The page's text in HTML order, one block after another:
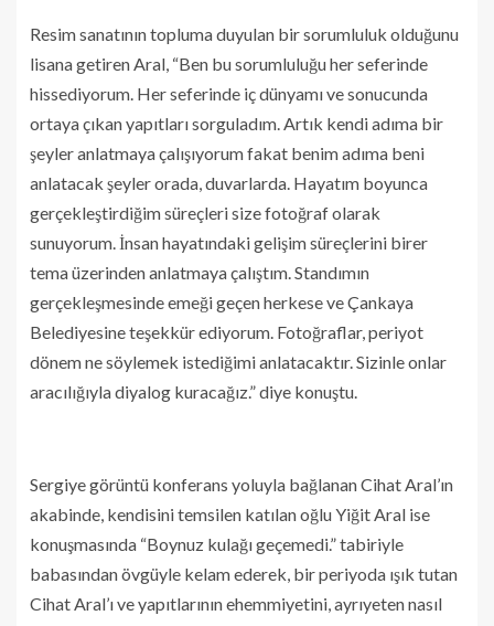
Resim sanatının topluma duyulan bir sorumluluk olduğunu
lisana getiren Aral, “Ben bu sorumluluğu her seferinde
hissediyorum. Her seferinde iç dünyamı ve sonucunda
ortaya çıkan yapıtları sorguladım. Artık kendi adıma bir
şeyler anlatmaya çalışıyorum fakat benim adıma beni
anlatacak şeyler orada, duvarlarda. Hayatım boyunca
gerçekleştirdiğim süreçleri size fotoğraf olarak
sunuyorum. İnsan hayatındaki gelişim süreçlerini birer
tema üzerinden anlatmaya çalıştım. Standımın
gerçekleşmesinde emeği geçen herkese ve Çankaya
Belediyesine teşekkür ediyorum. Fotoğraflar, periyot
dönem ne söylemek istediğimi anlatacaktır. Sizinle onlar
aracılığıyla diyalog kuracağız.” diye konuştu.
Sergiye görüntü konferans yoluyla bağlanan Cihat Aral’ın
akabinde, kendisini temsilen katılan oğlu Yiğit Aral ise
konuşmasında “Boynuz kulağı geçemedi.” tabiriyle
babasından övgüyle kelam ederek, bir periyoda ışık tutan
Cihat Aral’ı ve yapıtlarının ehemmiyetini, ayrıyeten nasıl